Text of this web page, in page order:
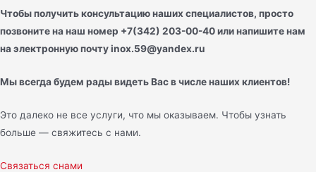
Чтобы получить консультацию наших специалистов, просто
позвоните на наш номер +7(342) 203-00-40 или напишите нам
на электронную почту inox.59@yandex.ru
Мы всегда будем рады видеть Вас в числе наших клиентов!
Это далеко не все услуги, что мы оказываем. Чтобы узнать
больше — свяжитесь с нами.
Связаться снами